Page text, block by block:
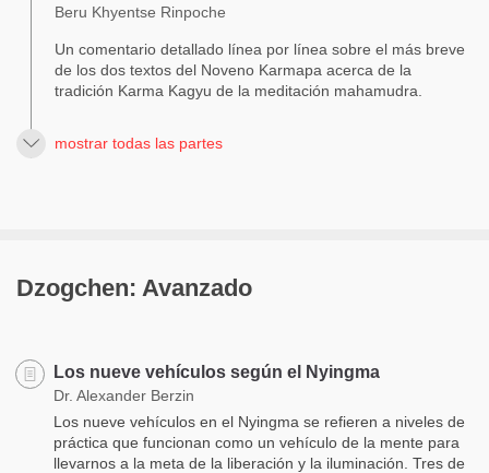
Beru Khyentse Rinpoche
Un comentario detallado línea por línea sobre el más breve
de los dos textos del Noveno Karmapa acerca de la
tradición Karma Kagyu de la meditación mahamudra.
mostrar todas las partes
Dzogchen: Avanzado
Los nueve vehículos según el Nyingma
Dr. Alexander Berzin
Los nueve vehículos en el Nyingma se refieren a niveles de
práctica que funcionan como un vehículo de la mente para
llevarnos a la meta de la liberación y la iluminación. Tres de